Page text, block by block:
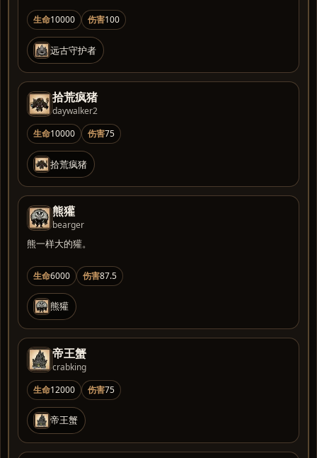
生命10000 伤害100
远古守护者
拾荒疯猪
daywalker2
生命10000 伤害75
拾荒疯猪
熊獾
bearger
熊一样大的獾。
生命6000 伤害87.5
熊獾
帝王蟹
crabking
生命12000 伤害75
帝王蟹